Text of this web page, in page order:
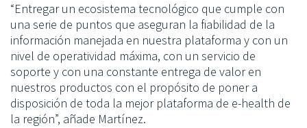
“Entregar un ecosistema tecnológico que cumple con
una serie de puntos que aseguran la fiabilidad de la
información manejada en nuestra plataforma y con un
nivel de operatividad máxima, con un servicio de
soporte y con una constante entrega de valor en
nuestros productos con el propósito de poner a
disposición de toda la mejor plataforma de e-health de
la región”, añade Martínez.